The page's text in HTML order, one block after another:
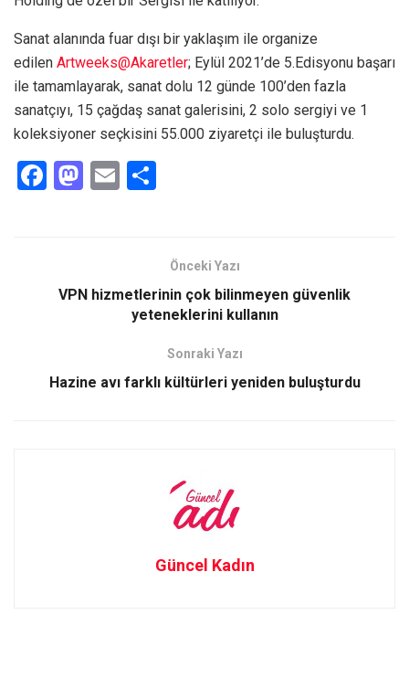
Sanat alanında fuar dışı bir yaklaşım ile organize
edilen Artweeks@Akaretler; Eylül 2021’de 5.Edisyonu başarı
ile tamamlayarak, sanat dolu 12 günde 100’den fazla
sanatçıyı, 15 çağdaş sanat galerisini, 2 solo sergiyi ve 1
koleksiyoner seçkisini 55.000 ziyaretçi ile buluşturdu.
F
o
M
d
E
Önceki Yazı
VPN hizmetlerinin çok bilinmeyen güvenlik
yeteneklerini kullanın
Sonraki Yazı
Hazine avı farklı kültürleri yeniden buluşturdu
Güncel Kadın